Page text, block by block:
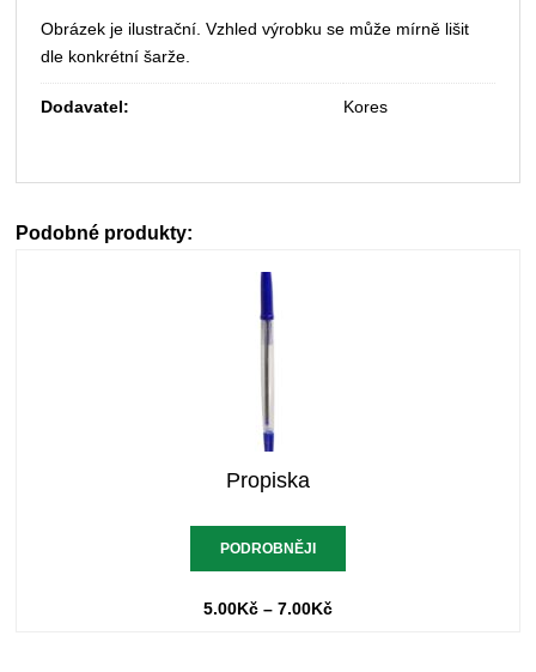
Obrázek je ilustrační. Vzhled výrobku se může mírně lišit
dle konkrétní šarže.
Dodavatel: Kores
Podobné produkty:
Propiska
PODROBNĚJI
5.00Kč – 7.00Kč